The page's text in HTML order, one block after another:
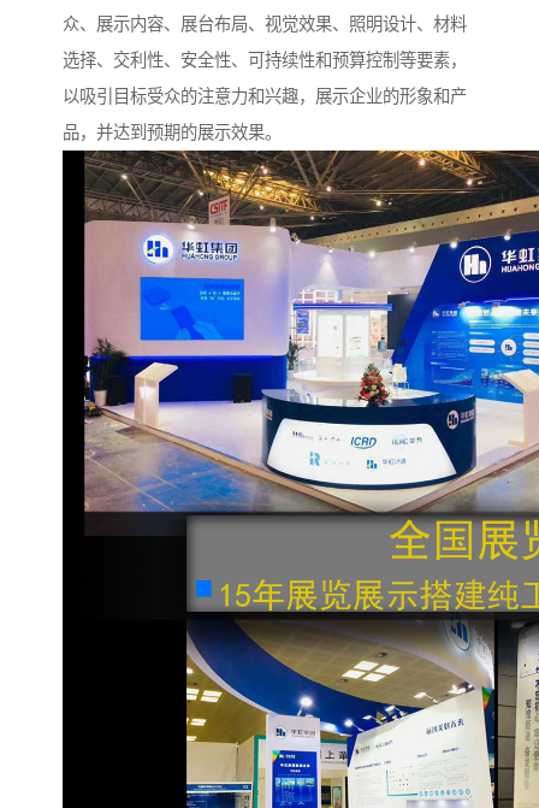
众、展示内容、展台布局、视觉效果、照明设计、材料
选择、交利性、安全性、可持续性和预算控制等要素，
以吸引目标受众的注意力和兴趣，展示企业的形象和产
品，并达到预期的展示效果。